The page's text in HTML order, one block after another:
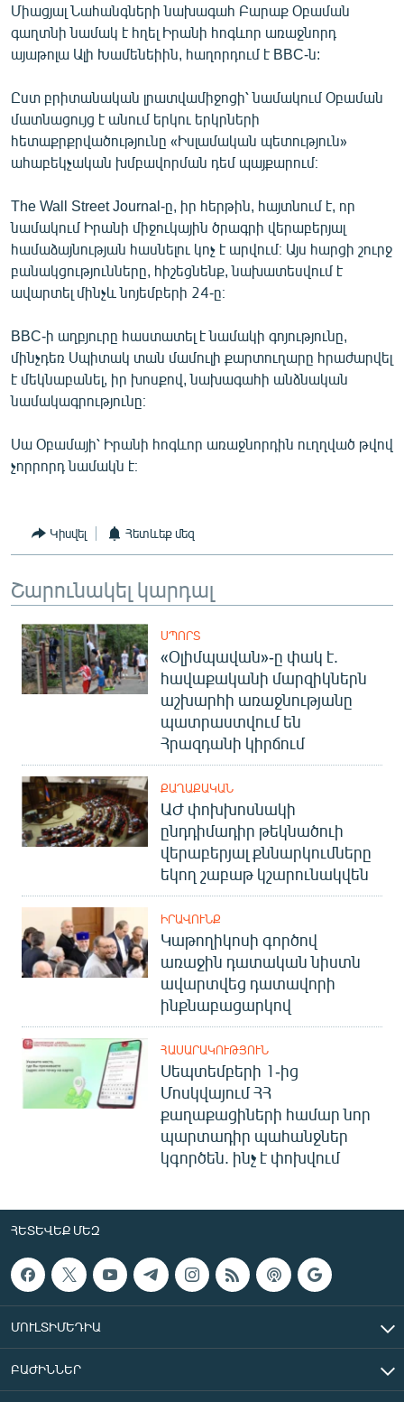
ՏԵՍԱՆՅՈՒԹԵՐ
ԲԱՆԱՎԵՃ
ՁԳՏԵԼՈՎ ԼԱՎԱԳՈՒՅՆԻՆ
ՓՈԴՔԱՍԹ
Հայերեն
English
Русский
ՀԵՏԵՎԵՔ ՄԵԶ
«Ազատության» բոլոր կայքերը
Միացյալ Նահանգների նախագահ Բարաք Օբաման
գաղտնի նամակ է հղել Իրանի հոգևոր առաջնորդ
այաթոլա Ալի Խամենեիին, հաղորդում է BBC-ն:
Ըստ բրիտանական լրատվամիջոցի՝ նամակում Օբաման
մատնացույց է անում երկու երկրների
հետաքրքրվածությունը «Իսլամական պետություն»
ահաբեկչական խմբավորման դեմ պայքարում։
The Wall Street Journal-ը, իր հերթին, հայտնում է, որ
նամակում Իրանի միջուկային ծրագրի վերաբերյալ
համաձայնության հասնելու կոչ է արվում։ Այս հարցի շուրջ
բանակցությունները, հիշեցնենք, նախատեսվում է
ավարտել մինչև նոյեմբերի 24-ը։
BBC-ի աղբյուրը հաստատել է նամակի գոյությունը,
մինչդեռ Սպիտակ տան մամուլի քարտուղարը հրաժարվել
է մեկնաբանել, իր խոսքով, նախագահի անձնական
նամակագրությունը։
Սա Օբամայի՝ Իրանի հոգևոր առաջնորդին ուղղված թվով
չորրորդ նամակն է։
Կիսվել Հետևեք մեզ
Շարունակել կարդալ
ՍՊՈՐՏ
«Օլիմպավան»-ը փակ է.
հավաքականի մարզիկներն
աշխարհի առաջնությանը
պատրաստվում են
Հրազդանի կիրճում
ՔԱՂԱՔԱԿԱՆ
ԱԺ փոխխոսնակի
ընդդիմադիր թեկնածուի
վերաբերյալ քննարկումները
եկող շաբաթ կշարունակվեն
ԻՐԱՎՈՒՆՔ
Կաթողիկոսի գործով
առաջին դատական նիստն
ավարտվեց դատավորի
ինքնաբացարկով
ՀԱՍԱՐԱԿՈՒԹՅՈՒՆ
Սեպտեմբերի 1-ից
Մոսկվայում ՀՀ
քաղաքացիների համար նոր
պարտադիր պահանջներ
կգործեն. ինչ է փոխվում
ՀԵՏԵՎԵՔ ՄԵԶ
ՄՈՒԼՏԻՄԵԴԻԱ
ԲԱԺԻՆՆԵՐ